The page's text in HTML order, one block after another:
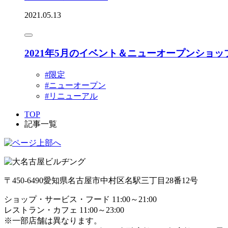
2021.05.13
2021年5月のイベント＆ニューオープンショッ
#限定
#ニューオープン
#リニューアル
TOP
記事一覧
〒450-6490愛知県名古屋市中村区名駅三丁目28番12号
ショップ・サービス・フード 11:00～21:00
レストラン・カフェ 11:00～23:00
※一部店舗は異なります。